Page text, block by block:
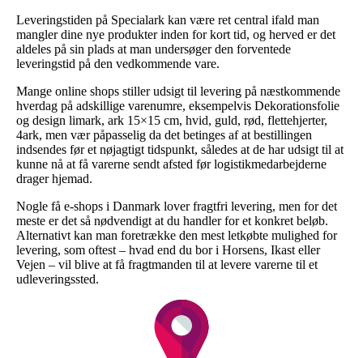
Leveringstiden på Specialark kan være ret central ifald man
mangler dine nye produkter inden for kort tid, og herved er det
aldeles på sin plads at man undersøger den forventede
leveringstid på den vedkommende vare.
Mange online shops stiller udsigt til levering på næstkommende
hverdag på adskillige varenumre, eksempelvis Dekorationsfolie
og design limark, ark 15×15 cm, hvid, guld, rød, flettehjerter,
4ark, men vær påpasselig da det betinges af at bestillingen
indsendes før et nøjagtigt tidspunkt, således at de har udsigt til at
kunne nå at få varerne sendt afsted før logistikmedarbejderne
drager hjemad.
Nogle få e-shops i Danmark lover fragtfri levering, men for det
meste er det så nødvendigt at du handler for et konkret beløb.
Alternativt kan man foretrække den mest letkøbte mulighed for
levering, som oftest – hvad end du bor i Horsens, Ikast eller
Vejen – vil blive at få fragtmanden til at levere varerne til et
udleveringssted.